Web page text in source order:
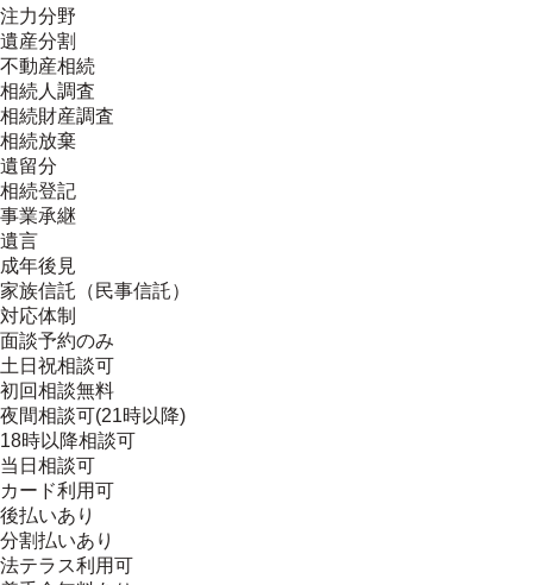
注力分野
遺産分割
不動産相続
相続人調査
相続財産調査
相続放棄
遺留分
相続登記
事業承継
遺言
成年後見
家族信託（民事信託）
対応体制
面談予約のみ
土日祝相談可
初回相談無料
夜間相談可(21時以降)
18時以降相談可
当日相談可
カード利用可
後払いあり
分割払いあり
法テラス利用可